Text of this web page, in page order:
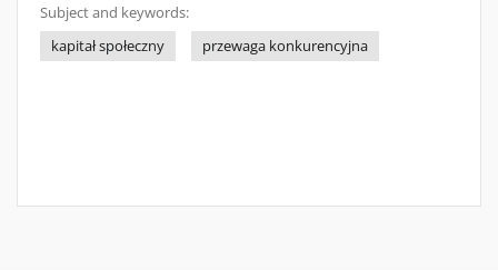
Subject and keywords:
kapitał społeczny
przewaga konkurencyjna